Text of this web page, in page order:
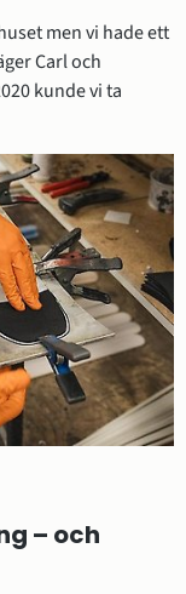
men vi hade ett
Carl och
kunde vi ta
– och